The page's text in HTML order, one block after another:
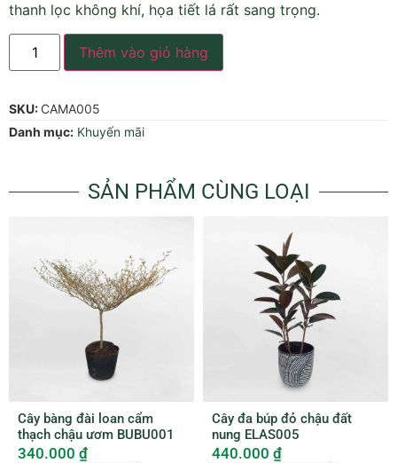
thanh lọc không khí, họa tiết lá rất sang trọng.
Thêm vào giỏ hàng
SKU: CAMA005
Danh mục: Khuyến mãi
SẢN PHẨM CÙNG LOẠI
Cây bàng đài loan cẩm
thạch chậu ươm BUBU001
340.000 ₫
Cây đa búp đỏ chậu đất
nung ELAS005
440.000 ₫